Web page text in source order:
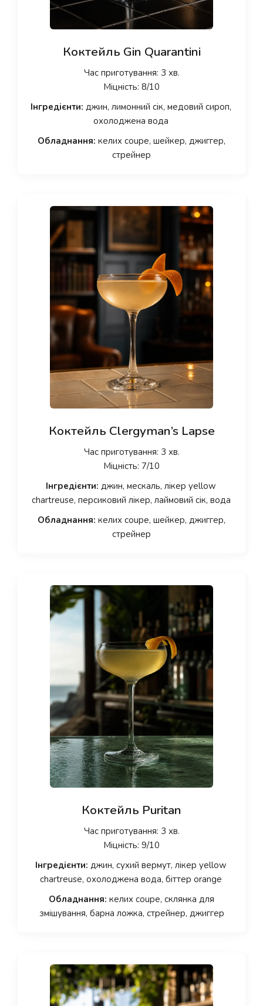
Коктейль Gin Quarantini
Час приготування: 3 хв.
Міцність: 8/10
Інгредієнти: джин, лимонний сік, медовий сироп,
охолоджена вода
Обладнання: келих coupe, шейкер, джиггер,
стрейнер
Коктейль Clergyman’s Lapse
Час приготування: 3 хв.
Міцність: 7/10
Інгредієнти: джин, мескаль, лікер yellow
chartreuse, персиковий лікер, лаймовий сік, вода
Обладнання: келих coupe, шейкер, джиггер,
стрейнер
Коктейль Puritan
Час приготування: 3 хв.
Міцність: 9/10
Інгредієнти: джин, сухий вермут, лікер yellow
chartreuse, охолоджена вода, біттер orange
Обладнання: келих coupe, склянка для
змішування, барна ложка, стрейнер, джиггер